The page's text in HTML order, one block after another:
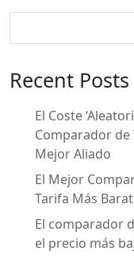
e
b
o
o
k
er l
Recent Posts
El Coste
Comparador de
Mejor Aliado
El Mejor
Tarifa Más
El comparador
el precio más